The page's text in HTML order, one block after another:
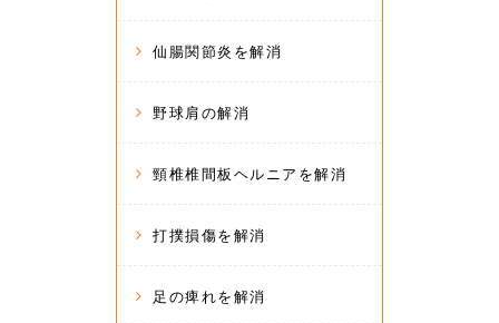
仙腸関節炎を解消
野球肩の解消
頸椎椎間板ヘルニアを解消
打撲損傷を解消
足の痺れを解消